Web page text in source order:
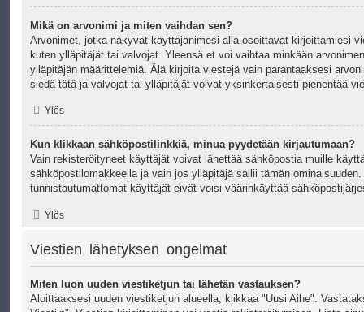
Mikä on arvonimi ja miten vaihdan sen?
Arvonimet, jotka näkyvät käyttäjänimesi alla osoittavat kirjoittamiesi
kuten ylläpitäjät tai valvojat. Yleensä et voi vaihtaa minkään
ylläpitäjän määrittelemiä. Älä kirjoita viestejä vain parantaaksesi
siedä tätä ja valvojat tai ylläpitäjät voivat yksinkertaisesti pienentää
Ylös
Kun klikkaan sähköpostilinkkiä, minua pyydetään kirjautumaan?
Vain rekisteröityneet käyttäjät voivat lähettää sähköpostia muille
sähköpostilomakkeella ja vain jos ylläpitäjä sallii tämän
tunnistautumattomat käyttäjät eivät voisi väärinkäyttää
Ylös
Viestien lähetyksen ongelmat
Miten luon uuden viestiketjun tai lähetän vastauksen?
Aloittaaksesi uuden viestiketjun alueella, klikkaa "Uusi Aihe".